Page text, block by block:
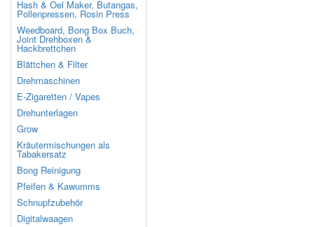
Hash & Oel Maker, Butangas,
Pollenpressen, Rosin Press
Weedboard, Bong Box Buch,
Joint Drehboxen &
Hackbrettchen
Blättchen & Filter
Drehmaschinen
E-Zigaretten / Vapes
Drehunterlagen
Grow
Kräutermischungen als
Tabakersatz
Bong Reinigung
Pfeifen & Kawumms
Schnupfzubehör
Digitalwaagen